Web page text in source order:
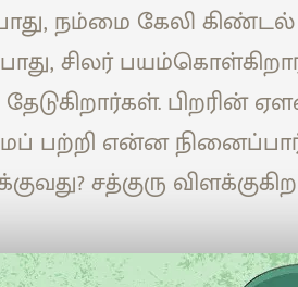
நம்மை கேலி கிண்டல்
சிலர்
பிறரின்
பற்றி என்ன
சத்குரு